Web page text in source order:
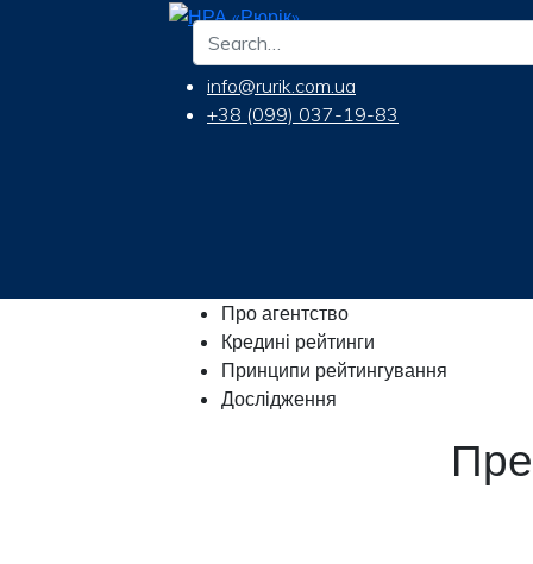
info@rurik.com.ua
+38 (099) 037-19-83
Про агентство
Кредині рейтинги
Принципи рейтингування
Дослідження